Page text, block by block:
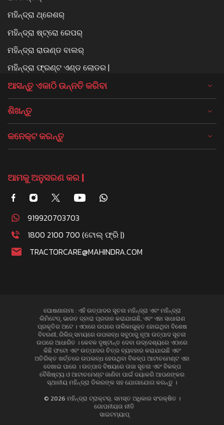
ମହିନ୍ଦ୍ରା ଥ୍ରେଶର୍
ମହିନ୍ଦ୍ରା ଷ୍ଟ୍ରୋ ରେପର୍
ମହିନ୍ଦ୍ରା ରାଉଣ୍ଡ ବାଲର୍
ମହିନ୍ଦ୍ରା ଫ୍ରଣ୍ଟ ଏଣ୍ଡ ଲୋଡର |
ଆସନ୍ତୁ ଏକାଠି ଉନ୍ନତି କରିବା
ଶିଖନ୍ତୁ
କନେକ୍ଟ କରନ୍ତୁ
ଆମକୁ ଅନୁସରଣ କର |
919920703703
1800 2100 700 (ଟୋଲ୍ ଫ୍ରି |)
TRACTORCARE@MAHINDRA.COM
ଘୋଷଣାନାମା : ଏହି ଉତ୍ପାଦର ସୂଚନା ମହିନ୍ଦ୍ରା ଏବଂ ମହିନ୍ଦ୍ରା
ଲିମିଟେଡ୍, ଭାରତ ଦ୍ବାରା ପ୍ରଦାନ କରାଯାଇଛି, ଏବଂ ଏହା ସାଧାରାଣ
ପ୍ରକୃତିର ଅଟେ । ଏଠାରେ ଉପରେ ତାଲିକାଭୁକ୍ତ ହୋଇଥିବା ବିଶେଷ
ବିବରଣୀ, ରିଲିଜ୍ ସମୟରେ ଉପଲବ୍ଧ ସବୁଠାରୁ ନୂଆ ଉତ୍ପାଦ ସୂଚନା
ଉପରେ ଆଧାରିତ । କେବଳ ଦୃଷ୍ଟାନ୍ତ ଦେବା ଉଦ୍ଦେଶ୍ୟରେ ଏଠାରେ
କିଛି ଫଟୋ ଏବଂ ଉତ୍ପାଦର ଚିତ୍ର ବ୍ୟବହାର କରାଯାଇଛି ଏବଂ
ଅତିରିକ୍ତ ଖର୍ଚ୍ଚରେ ଉପଲବ୍ଧ ହେଉଥିବା ବିକଳ୍ପ ଆଟାଚମେଣ୍ଟ ଏହା
ଦେଖାଇ ପାରେ । ଉତ୍ପାଦ ବିଷୟରେ ତାଜା ସୂଚନା ଏବଂ ବିକଳ୍ପ
ବୈଶିଷ୍ଟ୍ୟ ଓ ଆଟାଚମେଣ୍ଟ ଜାଣିବା ପାଇଁ ଦୟାକରି ଆପଣଙ୍କର
ସ୍ଥାନୀୟ ମହିନ୍ଦ୍ରା ଡିଲରଙ୍କ ସହ ଯୋଗାଯୋଗ କରନ୍ତୁ ।
© 2026 ମହିନ୍ଦ୍ରା ଟ୍ରାକ୍ଟର୍. ସମସ୍ତ ଅଧିକାର ସଂରକ୍ଷିତ ।
ଗୋପନୀୟତା ନୀତି
ସାଇଟମ୍ୟାପ୍